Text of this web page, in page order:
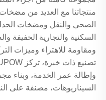
منتجاتنا مع العديد من
الصحي والنقل ومضخات
السكنية والتجارية الخفيفة
ومقاومة للاهتراء وميزات
وإطالة عمر الخدمة، وبناء
السيناريوهات، مصنفة على